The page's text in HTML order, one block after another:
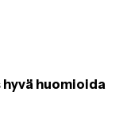
huomioida